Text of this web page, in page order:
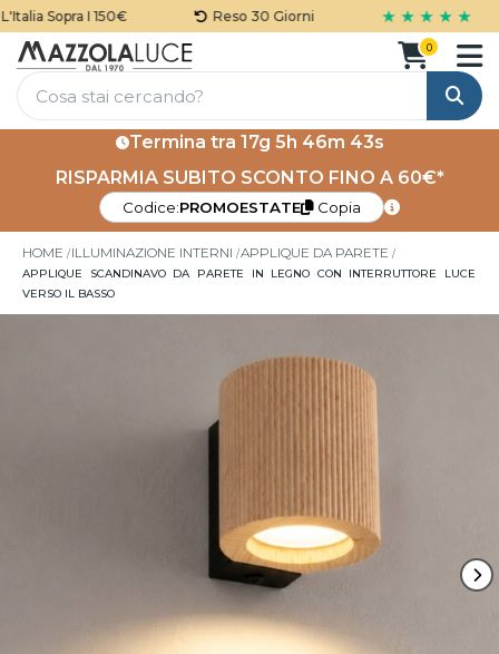
Sopra I 150€ Reso 30 Giorni ★ ★ ★ ★ ★
Cerca
0
Termina tra 17g 5h 46m 42s
RISPARMIA SUBITO SCONTO FINO A 60€*
Codice:PROMOESTATE Copia
HOME ILLUMINAZIONE INTERNI APPLIQUE DA PARETE
APPLIQUE SCANDINAVO DA PARETE IN LEGNO CON INTERRUTTORE LUCE
VERSO IL BASSO